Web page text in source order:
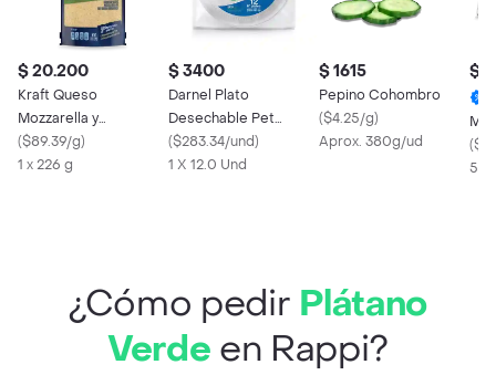
$ 20.200
Kraft Queso
Mozzarella y
Parmesano Pizza
($89.39/g)
1 x 226 g
$ 3400
Darnel Plato
Desechable Pet
Blanco
($283.34/und)
1 X 12.0 Und
$ 1615
Pepino Cohombro
($4.25/g)
Aprox. 380g/ud
$
(
¿Cómo pedir Plátano
Verde en Rappi?